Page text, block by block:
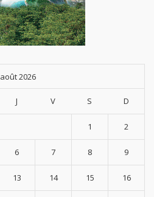
août 2026
J V S D
1 2
6 7 8 9
13 14 15 16